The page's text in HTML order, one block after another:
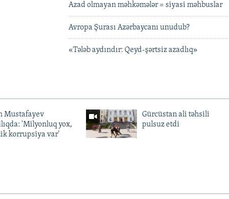
Azad olmayan məhkəmələr = siyasi məhbuslar
Avropa Şurası Azərbaycanı unudub?
«Tələb aydındır: Qeyd-şərtsiz azadlıq»
Mustafayev
'Milyonluq yox,
korrupsiya var'
Gürcüstan ali təhsili
pulsuz etdi